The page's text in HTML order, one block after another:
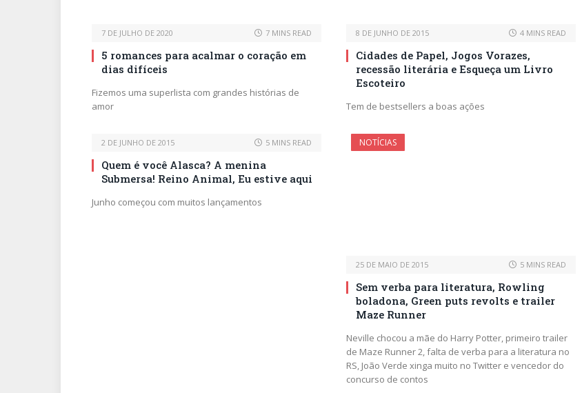
7 DE JULHO DE 2020 7 MINS READ
5 romances para acalmar o coração em
dias difíceis
Fizemos uma superlista com grandes histórias de
amor
8 DE JUNHO DE 2015 4 MINS READ
Cidades de Papel, Jogos Vorazes,
recessão literária e Esqueça um Livro
Escoteiro
Tem de bestsellers a boas ações
2 DE JUNHO DE 2015 5 MINS READ
Quem é você Alasca? A menina
Submersa! Reino Animal, Eu estive aqui
Junho começou com muitos lançamentos
NOTÍCIAS
25 DE MAIO DE 2015 5 MINS READ
Sem verba para literatura, Rowling
boladona, Green puts revolts e trailer
Maze Runner
Neville chocou a mãe do Harry Potter, primeiro trailer
de Maze Runner 2, falta de verba para a literatura no
RS, João Verde xinga muito no Twitter e vencedor do
concurso de contos